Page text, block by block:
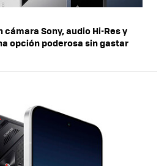
Sony, audio Hi-Res y
opción poderosa sin gastar